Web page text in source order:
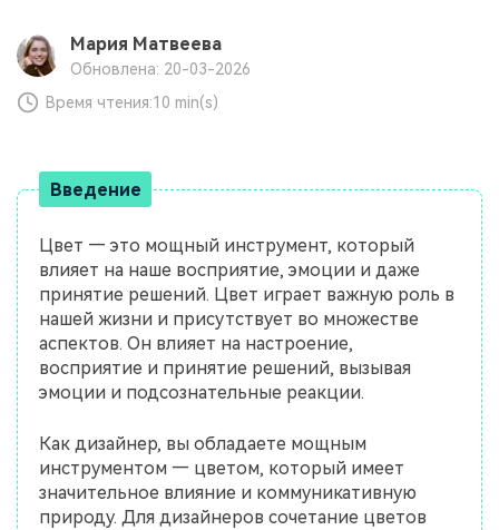
Мария Матвеева
Обновлена: 20-03-2026
Время чтения:10 min(s)
Введение
Цвет — это мощный инструмент, который
влияет на наше восприятие, эмоции и даже
принятие решений. Цвет играет важную роль в
нашей жизни и присутствует во множестве
аспектов. Он влияет на настроение,
восприятие и принятие решений, вызывая
эмоции и подсознательные реакции.
Как дизайнер, вы обладаете мощным
инструментом — цветом, который имеет
значительное влияние и коммуникативную
природу. Для дизайнеров сочетание цветов